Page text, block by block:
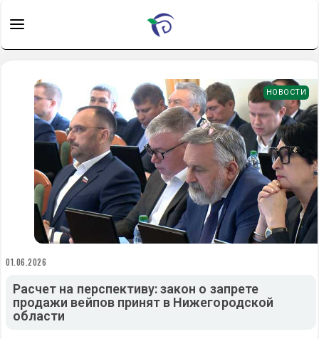
НОВОСТИ
01.06.2026
Расчет на перспективу: закон о запрете
продажи вейпов принят в Нижегородской
области